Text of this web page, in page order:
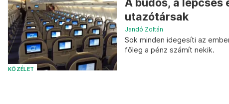
KÖZÉLET
utazótársak
Jandó Zoltán
Sok minden idegesíti az
főleg a pénz számít nekik.